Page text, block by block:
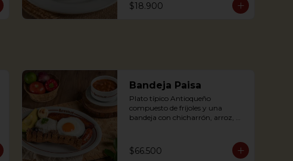
$18.900
Bandeja Paisa
Plato típico Antioqueño
compuesto de fríjoles y una
bandeja con chicharrón, arroz,
frito y aguacate.
The bandeja paisa is our most
$66.500